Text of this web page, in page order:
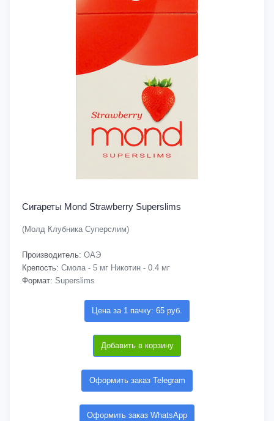
Сигареты Mond Strawberry Superslims
(Молд Клубника Суперслим)
Производитель: ОАЭ
Крепость: Смола - 5 мг Никотин - 0.4 мг
Формат: Superslims
Цена за 1 пачку: 65 руб.
Добавить в корзину
Оформить заказ Telegram
Оформить заказ WhatsApp